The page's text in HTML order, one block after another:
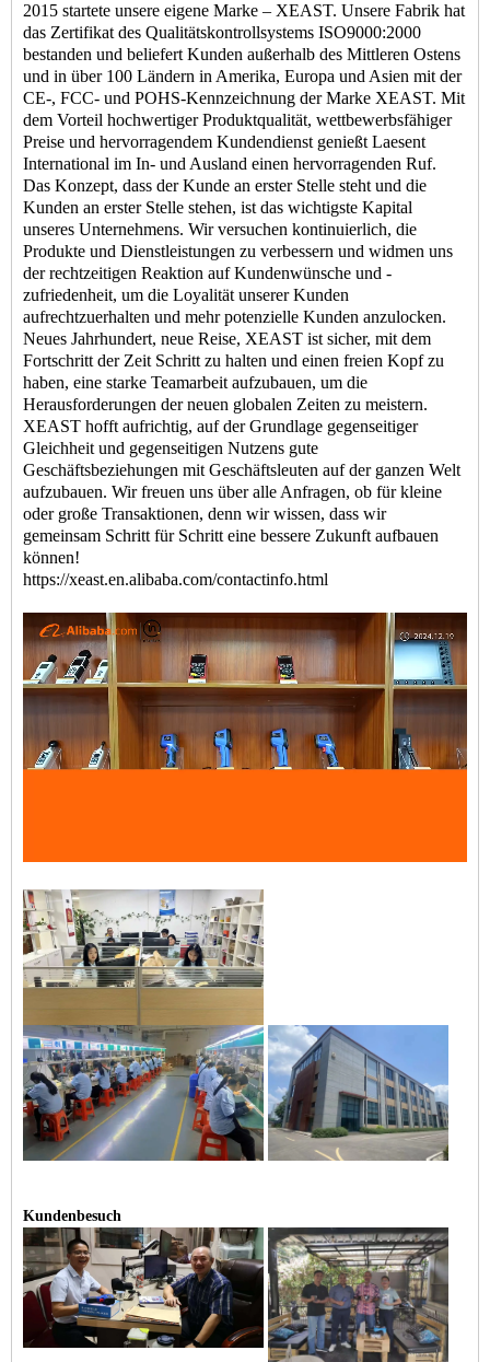
2015 startete unsere eigene Marke – XEAST. Unsere Fabrik hat
das Zertifikat des Qualitätskontrollsystems ISO9000:2000
bestanden und beliefert Kunden außerhalb des Mittleren Ostens
und in über 100 Ländern in Amerika, Europa und Asien mit der
CE-, FCC- und POHS-Kennzeichnung der Marke XEAST. Mit
dem Vorteil hochwertiger Produktqualität, wettbewerbsfähiger
Preise und hervorragendem Kundendienst genießt Laesent
International im In- und Ausland einen hervorragenden Ruf.
Das Konzept, dass der Kunde an erster Stelle steht und die
Kunden an erster Stelle stehen, ist das wichtigste Kapital
unseres Unternehmens. Wir versuchen kontinuierlich, die
Produkte und Dienstleistungen zu verbessern und widmen uns
der rechtzeitigen Reaktion auf Kundenwünsche und -
zufriedenheit, um die Loyalität unserer Kunden
aufrechtzuerhalten und mehr potenzielle Kunden anzulocken.
Neues Jahrhundert, neue Reise, XEAST ist sicher, mit dem
Fortschritt der Zeit Schritt zu halten und einen freien Kopf zu
haben, eine starke Teamarbeit aufzubauen, um die
Herausforderungen der neuen globalen Zeiten zu meistern.
XEAST hofft aufrichtig, auf der Grundlage gegenseitiger
Gleichheit und gegenseitigen Nutzens gute
Geschäftsbeziehungen mit Geschäftsleuten auf der ganzen Welt
aufzubauen. Wir freuen uns über alle Anfragen, ob für kleine
oder große Transaktionen, denn wir wissen, dass wir
gemeinsam Schritt für Schritt eine bessere Zukunft aufbauen
können!
https://xeast.en.alibaba.com/contactinfo.html
Kundenbesuch